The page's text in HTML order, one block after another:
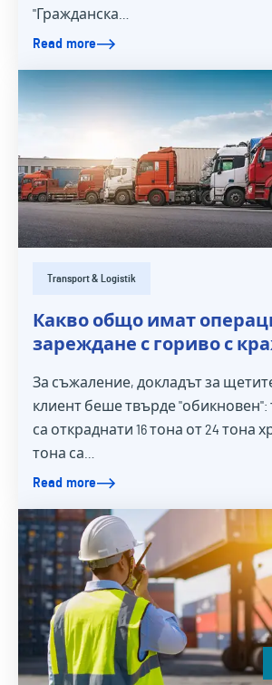
"Гражданска…
Read more
Transport & Logistik
Какво общо имат
зареждане с гориво с
За съжаление, докладът за
клиент беше твърде "обикновен":
са откраднати 16 тона от 24 тона
тона са…
Read more